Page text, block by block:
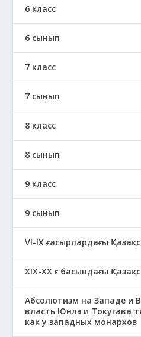
6 класс
6 сынып
7 класс
7 сынып
8 класс
8 сынып
9 класс
9 сынып
VI-IX ғасырлардағы
XIХ-XX ғ басындағы
Абсолютизм на Западе и
власть Юнлэ и Токугава
как у западных монархов